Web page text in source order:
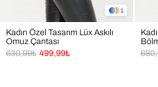
🎯 Kimler İçin İdeal?
Günlük hayatta şık ve
Ofis, şehir hayatı ve kısa
konfor isteyenler
1
Kadın Özel Tasarım Lüx Askılı
Omuz Çantası
499,99₺
630,99₺